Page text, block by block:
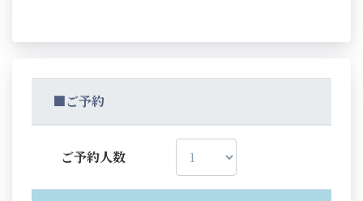
■ご予約
ご予約人数